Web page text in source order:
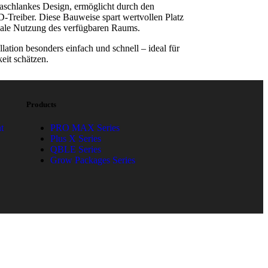
Design, ermöglicht durch den
Diese Bauweise spart wertvollen Platz
Nutzung des verfügbaren Raums.
besonders einfach und schnell – ideal für
schätzen.
Products
PRO MAX Series
Plus X Series
QBLE Series
Grow Packages Series